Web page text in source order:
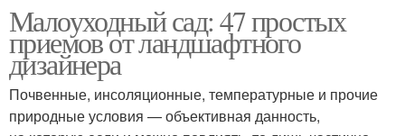
Малоуходный сад: 47 простых
приемов от ландшафтного
дизайнера
Почвенные, инсоляционные, температурные и прочие
природные условия — объективная данность,